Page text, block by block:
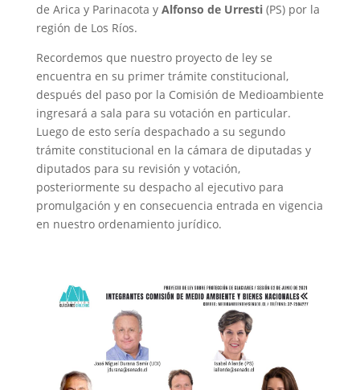
de Arica y Parinacota y Alfonso de Urresti(PS) por la
región de Los Ríos.
Recordemos que nuestro proyecto de ley se
encuentra en su primer trámite constitucional,
después del paso por la Comisión de Medioambiente
ingresará a sala para su votación en particular.
Luego de esto sería despachado a su segundo
trámite constitucional en la cámara de diputadas y
diputados para su revisión y votación,
posteriormente su despacho al ejecutivo para
promulgación y en consecuencia entrada en vigencia
en nuestro ordenamiento jurídico.